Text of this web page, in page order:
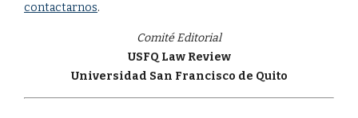
contactarnos.
Comité Editorial
USFQ Law Review
Universidad San Francisco de Quito